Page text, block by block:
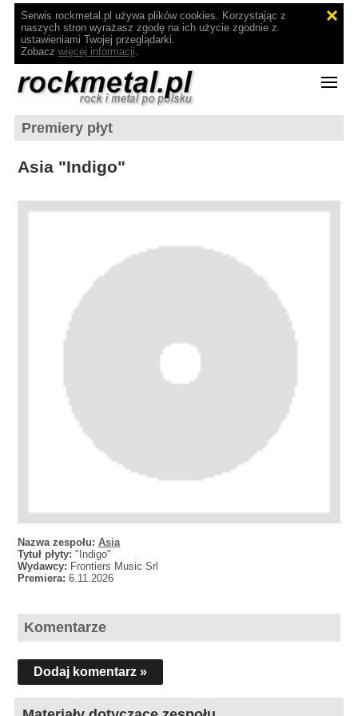
Serwis rockmetal.pl używa plików cookies. Korzystając z
naszych stron wyrażasz zgodę na ich użycie zgodnie z
ustawieniami Twojej przeglądarki.
Zobacz więcej informacji.
Premiery płyt
Asia "Indigo"
Nazwa zespołu: Asia
Tytuł płyty: "Indigo"
Wydawcy: Frontiers Music Srl
Premiera: 6.11.2026
Komentarze
Dodaj komentarz »